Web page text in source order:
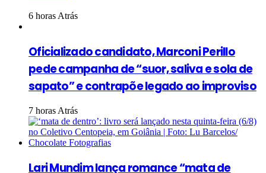
6 horas Atrás
Oficializado candidato, Marconi Perillo
pede campanha de “suor, saliva e sola de
sapato” e contrapõe legado ao improviso
7 horas Atrás
Lari Mundim lança romance “mata de